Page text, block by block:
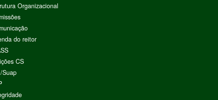
Organizacional
do reitor
CS
Suap